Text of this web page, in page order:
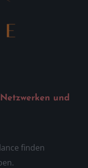
und
finden